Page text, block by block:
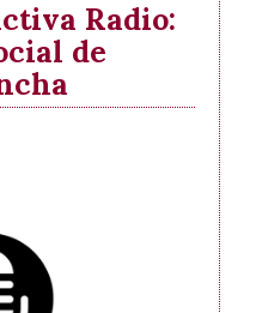
Radio:
de